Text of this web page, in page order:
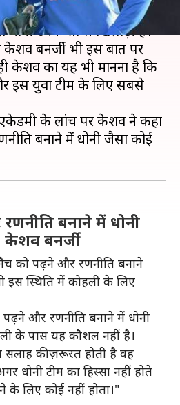
कहते दिख जाते हैं कि वह
धोनी उनके साथी खिलाड़ी हैं।
बनर्जी भी इस बात पर
केशव का यह भी मानना है कि
इस युवा टीम के लिए सबसे
एकेडमी के लांच पर केशव ने कहा
बनाने में धोनी जैसा कोई
बनाने में धोनी
केशव बनर्जी
को पढ़ने और रणनीति बनाने
इस स्थिति में कोहली के लिए
और रणनीति बनाने में धोनी
के पास यह कौशल नहीं है।
की ज़रूरत होती है वह
धोनी टीम का हिस्सा नहीं होते
के लिए कोई नहीं होता।"